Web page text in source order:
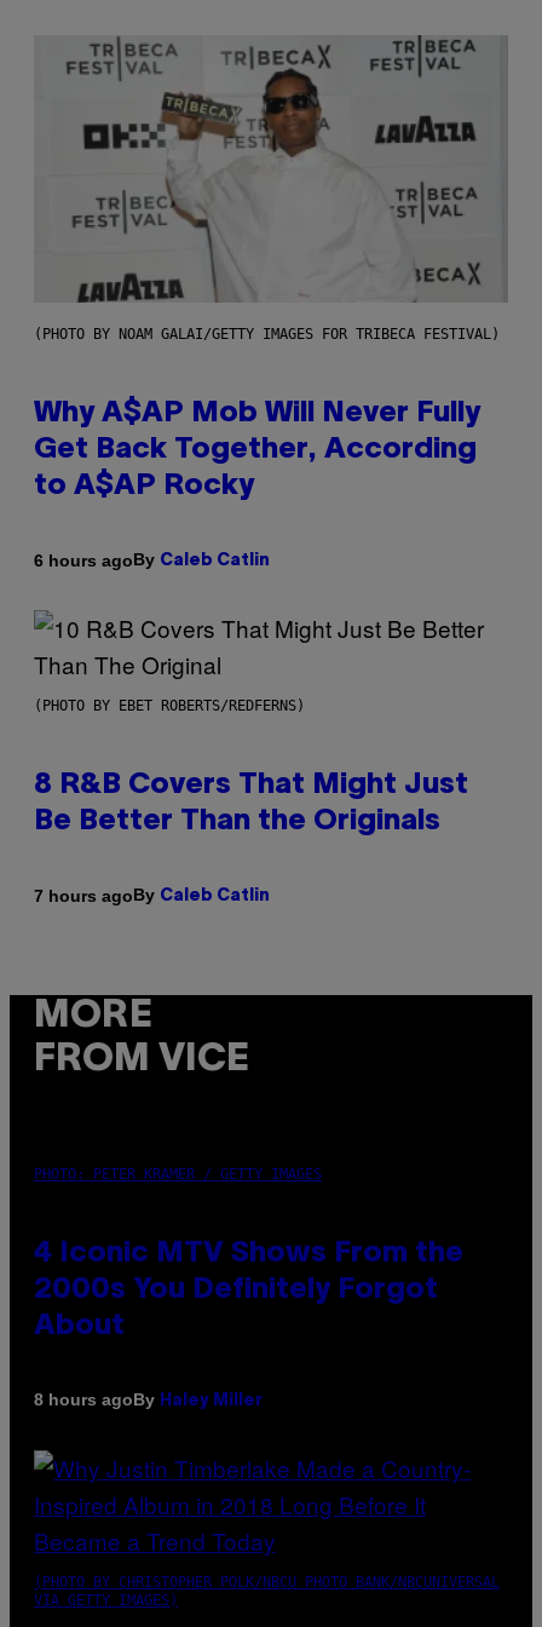
(PHOTO BY NOAM GALAI/GETTY IMAGES FOR TRIBECA FESTIVAL)
Why A$AP Mob Will Never Fully
Get Back Together, According
to A$AP Rocky
6 hours agoBy Caleb Catlin
(PHOTO BY EBET ROBERTS/REDFERNS)
8 R&B Covers That Might Just
Be Better Than the Originals
7 hours agoBy Caleb Catlin
MORE
FROM VICE
PHOTO: PETER KRAMER / GETTY IMAGES
4 Iconic MTV Shows From the
2000s You Definitely Forgot
About
8 hours agoBy Haley Miller
(PHOTO BY CHRISTOPHER POLK/NBCU PHOTO BANK/NBCUNIVERSAL
VIA GETTY IMAGES)